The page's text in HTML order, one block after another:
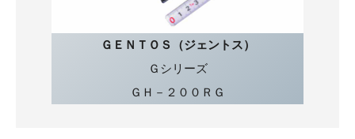
ＧＥＮＴＯＳ（ジェントス）
Ｇシリーズ
ＧＨ－２００ＲＧ